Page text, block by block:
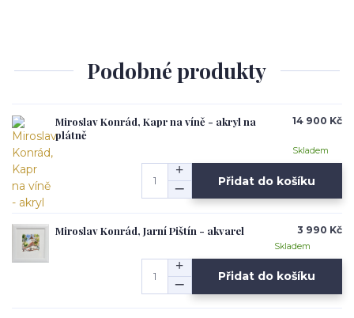
Podobné produkty
Miroslav Konrád, Kapr na víně - akryl na
plátně
14 900 Kč
Skladem
Přidat do košíku
Miroslav Konrád, Jarní Pištín - akvarel 3 990 Kč
Skladem
Přidat do košíku